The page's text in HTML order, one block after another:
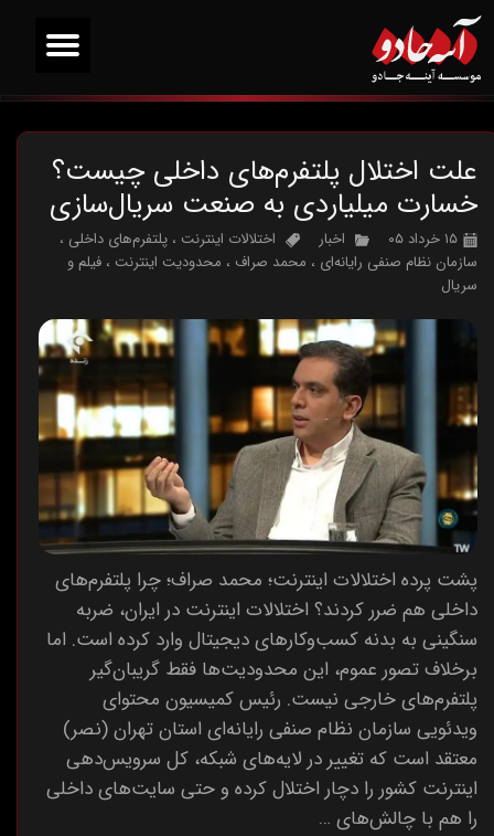
علت اختلال پلتفرم‌های داخلی چیست؟
خسارت میلیاردی به صنعت سریال‌سازی
۱۵ خرداد ۰۵ اخبار اختلالات اینترنت ، پلتفرم‌های داخلی ،
سازمان نظام صنفی رایانه‌ای ، محمد صراف ، محدودیت اینترنت ، فیلم و
سریال
پشت پرده اختلالات اینترنت؛ محمد صراف؛ چرا پلتفرم‌های
داخلی هم ضرر کردند؟ اختلالات اینترنت در ایران، ضربه
سنگینی به بدنه کسب‌وکارهای دیجیتال وارد کرده است. اما
برخلاف تصور عموم، این محدودیت‌ها فقط گریبان‌گیر
پلتفرم‌های خارجی نیست. رئیس کمیسیون محتوای
ویدئویی سازمان نظام صنفی رایانه‌ای استان تهران (نصر)
معتقد است که تغییر در لایه‌های شبکه، کل سرویس‌دهی
اینترنت کشور را دچار اختلال کرده و حتی سایت‌های داخلی
را هم با چالش‌های …